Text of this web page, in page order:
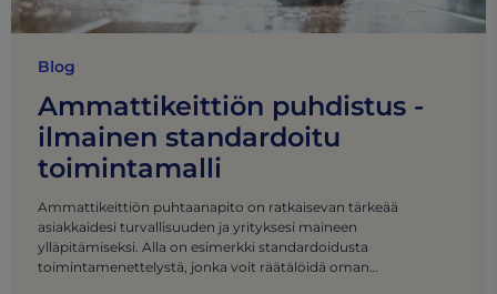
Blog
Ammattikeittiön puhdistus -
ilmainen standardoitu
toimintamalli
Ammattikeittiön puhtaanapito on ratkaisevan tärkeää
asiakkaidesi turvallisuuden ja yrityksesi maineen
ylläpitämiseksi. Alla on esimerkki standardoidusta
toimintamenettelystä, jonka voit räätälöidä oman